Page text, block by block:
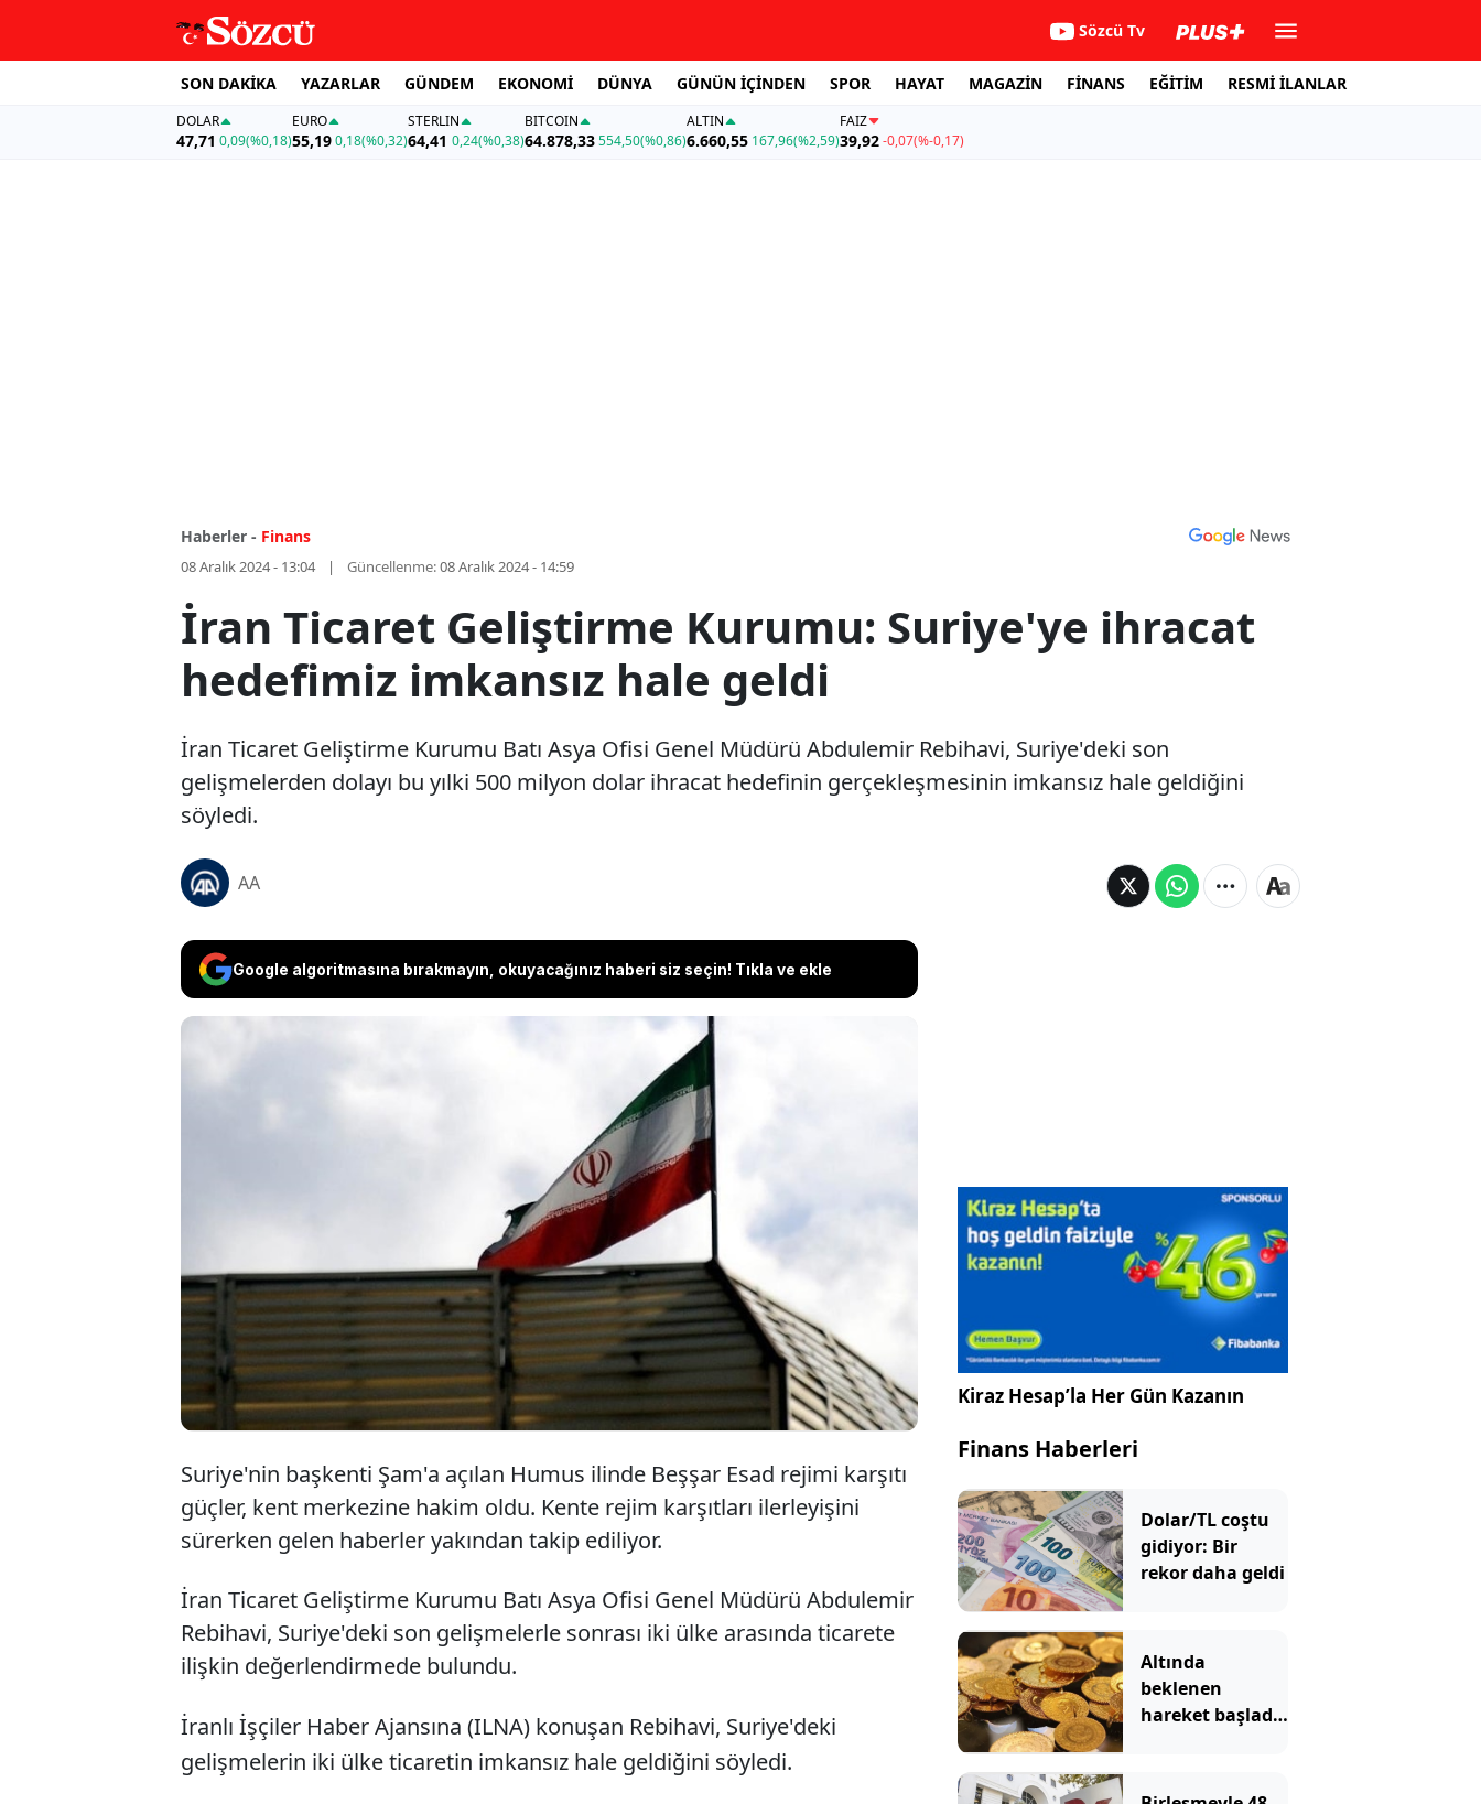
Sözcü Tv
SON DAKİKA YAZARLAR GÜNDEM EKONOMİ DÜNYA GÜNÜN İÇİNDEN SPOR HAYAT MAGAZİN FİNANS EĞİTİM RESMİ İLANLAR
DOLAR
47,71 0,09(%0,18)
EURO
55,19 0,18(%0,32)
STERLIN
64,41 0,24(%0,38)
BITCOIN
64.878,33554,50(%0,86)
ALTIN
6.660,55 167,96(%2,59)
FAİZ
39,92-0,07(%-0,17)
Haberler - Finans
08 Aralık 2024 - 13:04 Güncellenme:08 Aralık 2024 - 14:59
İran Ticaret Geliştirme Kurumu: Suriye'ye ihracat
hedefimiz imkansız hale geldi
İran Ticaret Geliştirme Kurumu Batı Asya Ofisi Genel Müdürü Abdulemir Rebihavi, Suriye'deki son
gelişmelerden dolayı bu yılki 500 milyon dolar ihracat hedefinin gerçekleşmesinin imkansız hale geldiğini
söyledi.
AA
Google algoritmasına bırakmayın, okuyacağınız haberi siz seçin! Tıkla ve ekle
İran Ticaret Geliştirme Kurumu Batı Asya Ofisi Genel Müdürü
Abdulemir Rebihavi, Suriye'deki son gelişmelerden dolayı bu
yılki 500 milyon dolar ihracat hedefinin gerçekleşmesinin
imkansız hale geldiğini söyledi.
Suriye'nin başkenti Şam'a açılan Humus ilinde Beşşar Esad rejimi karşıtı
güçler, kent merkezine hakim oldu. Kente rejim karşıtları ilerleyişini
sürerken gelen haberler yakından takip ediliyor.
İran Ticaret Geliştirme Kurumu Batı Asya Ofisi Genel Müdürü Abdulemir
Rebihavi, Suriye'deki son gelişmelerle sonrası iki ülke arasında ticarete
ilişkin değerlendirmede bulundu.
İranlı İşçiler Haber Ajansına (ILNA) konuşan Rebihavi, Suriye'deki
gelişmelerin iki ülke ticaretin imkansız hale geldiğini söyledi.
Kiraz Hesap’la Her Gün Kazanın
Finans Haberleri
Dolar/TL coştu
gidiyor: Bir
rekor daha geldi
Altında
beklenen
hareket başladı!